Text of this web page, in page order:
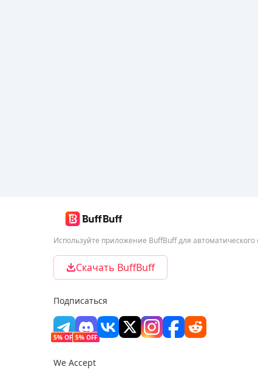
Используйте приложение BuffBuff для
Скачать BuffBuff
Подписаться
5% OFF 5% OFF
We Accept